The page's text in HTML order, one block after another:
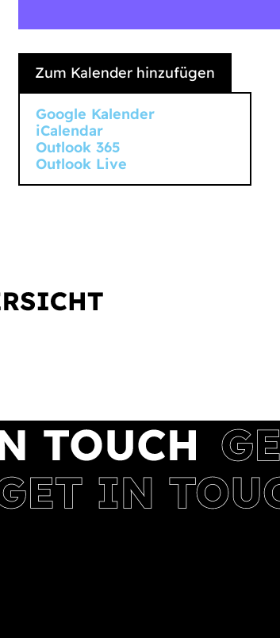
Zum Kalender hinzufügen
Google Kalender
iCalendar
Outlook 365
Outlook Live